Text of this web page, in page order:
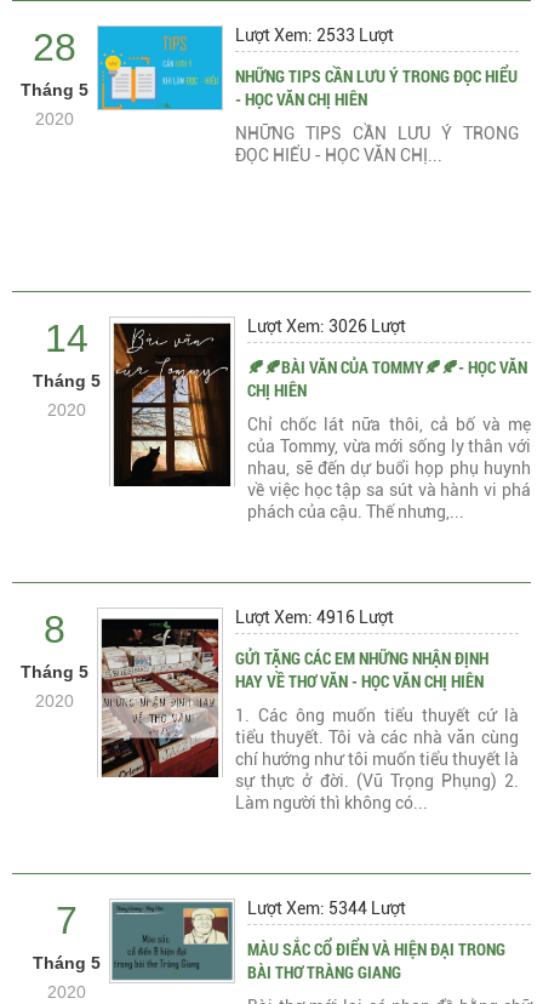
28
Tháng 5
2020
Lượt Xem: 2533 Lượt
NHỮNG TIPS CẦN LƯU Ý TRONG ĐỌC HIỂU
- HỌC VĂN CHỊ HIÊN
NHỮNG TIPS CẦN LƯU Ý TRONG
ĐỌC HIỂU - HỌC VĂN CHỊ...
14
Tháng 5
2020
Lượt Xem: 3026 Lượt
🍂🍂BÀI VĂN CỦA TOMMY🍂🍂- HỌC VĂN
CHỊ HIÊN
Chỉ chốc lát nữa thôi, cả bố và mẹ
của Tommy, vừa mới sống ly thân với
nhau, sẽ đến dự buổi họp phụ huynh
về việc học tập sa sút và hành vi phá
phách của cậu. Thế nhưng,...
8
Tháng 5
2020
Lượt Xem: 4916 Lượt
GỬI TẶNG CÁC EM NHỮNG NHẬN ĐỊNH
HAY VỀ THƠ VĂN - HỌC VĂN CHỊ HIÊN
1. Các ông muốn tiểu thuyết cứ là
tiểu thuyết. Tôi và các nhà văn cùng
chí hướng như tôi muốn tiểu thuyết là
sự thực ở đời. (Vũ Trọng Phụng) 2.
Làm người thì không có...
7
Tháng 5
2020
Lượt Xem: 5344 Lượt
MÀU SẮC CỔ ĐIỂN VÀ HIỆN ĐẠI TRONG
BÀI THƠ TRÀNG GIANG